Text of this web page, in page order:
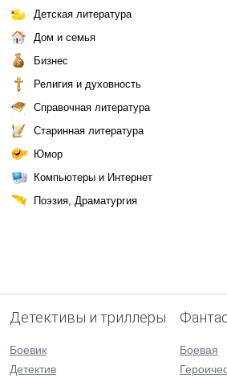
Детская литература
Дом и семья
Бизнес
Религия и духовность
Справочная литература
Старинная литература
Юмор
Компьютеры и Интернет
Поэзия, Драматургия
Детективы и триллеры
Боевик
Детектив
Боевая